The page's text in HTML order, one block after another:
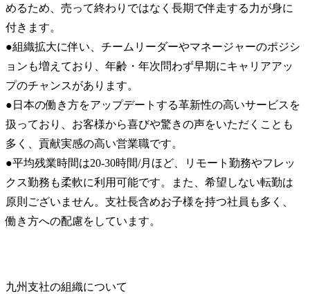
めるため、売って終わりではなく長期で伴走する力が身に
付きます。
●組織拡大に伴い、チームリーダーやマネージャーのポジシ
ョンも増えており、年齢・年次問わず早期にキャリアアッ
プのチャンスがあります。
●日本の働き方をアップデートする革新性の高いサービスを
扱っており、お客様から喜びや驚きの声をいただくことも
多く、貢献実感の高い営業職です。
●平均残業時間は20-30時間/月ほど、リモート勤務やフレッ
クス勤務も柔軟に利用可能です。また、希望しない転勤は
原則ございません。支社長含めお子様を持つ社員も多く、
働き方への配慮をしています。
九州支社の組織について